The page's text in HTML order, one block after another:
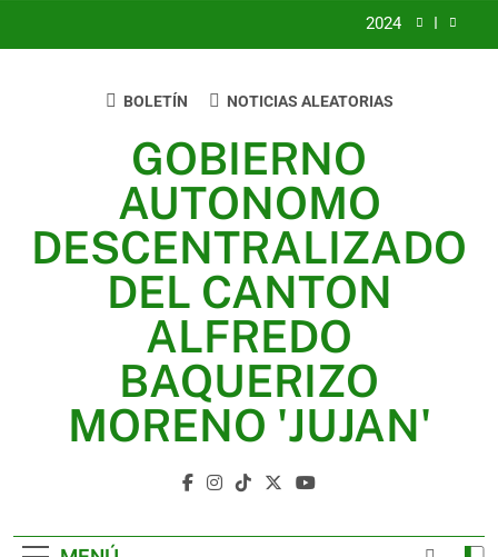
2024
JUJAN
2024
2023
UNIDOS TRABAJANDO POR NUESTRO QUERIDO
JUJAN
GOBIERNO
AUTONOMO
DESCENTRALIZADO
DEL CANTON
ALFREDO
BAQUERIZO
MORENO 'JUJAN'
BOLETÍN NOTICIAS ALEATORIAS